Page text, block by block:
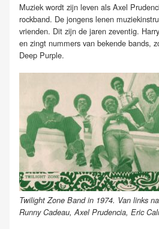
Muziek wordt zijn leven als Axel
rockband. De jongens lenen
vrienden. Dit zijn de jaren zeventig.
en zingt nummers van bekende bands,
Deep Purple.
Twilight Zone Band in 1974. Van links
Runny Cadeau, Axel Prudencia, Eric